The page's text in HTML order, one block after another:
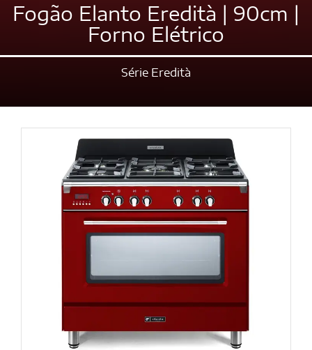
Fogão Elanto Eredità | 90cm |
Forno Elétrico
Série Eredità